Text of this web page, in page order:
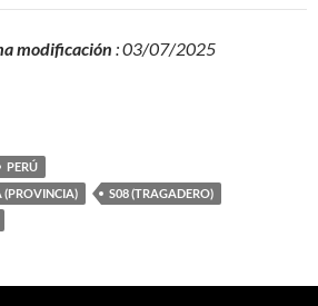
modificación : 03/07/2025
PERÚ
(PROVINCIA)
S08 (TRAGADERO)